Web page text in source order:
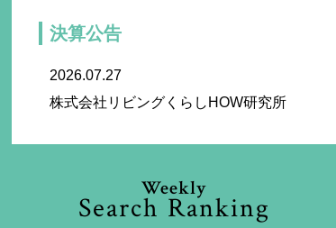
決算公告
2026.07.27
株式会社リビングくらしHOW研究所
Weekly
Search Ranking